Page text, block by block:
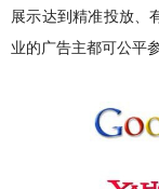
展示达到精准投放、
业的广告主都可公平参